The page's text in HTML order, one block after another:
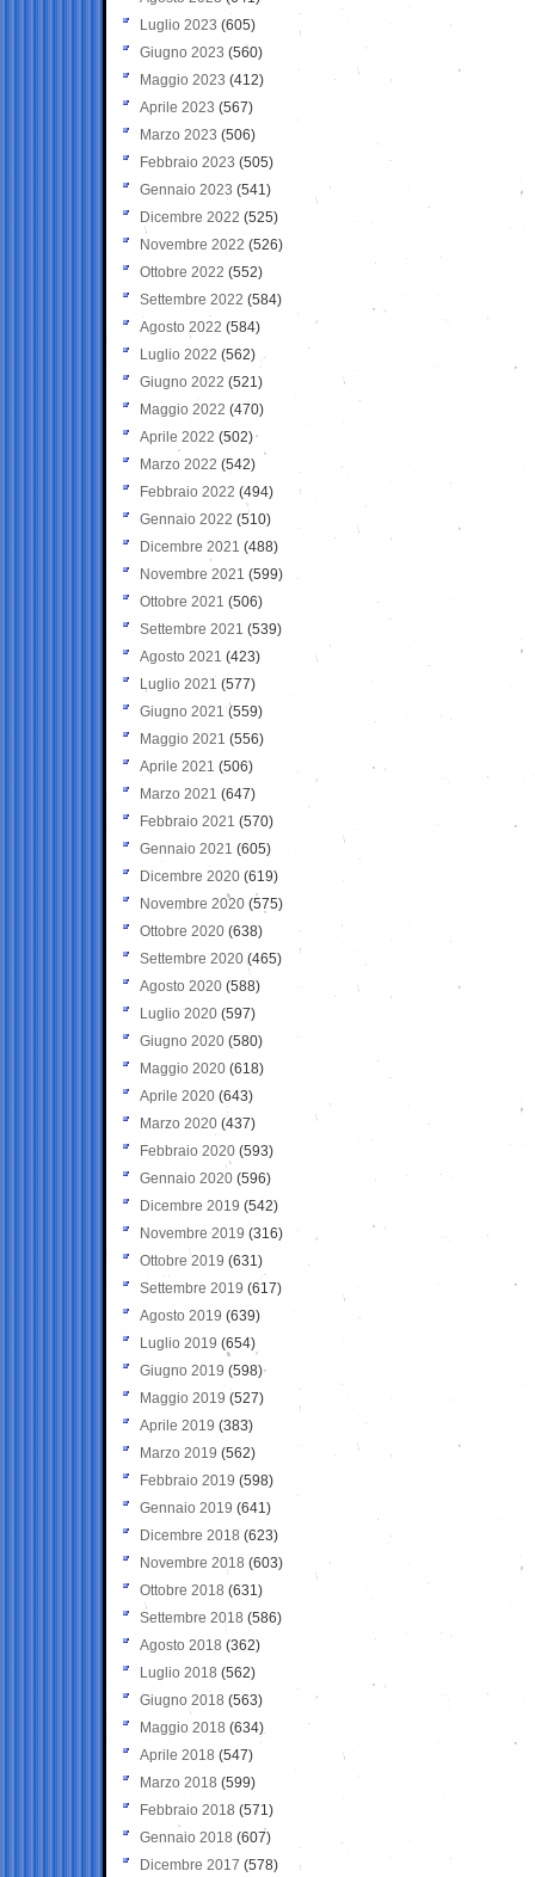
Luglio 2023 (605)
Giugno 2023 (560)
Maggio 2023 (412)
Aprile 2023 (567)
Marzo 2023 (506)
Febbraio 2023 (505)
Gennaio 2023 (541)
Dicembre 2022 (525)
Novembre 2022 (526)
Ottobre 2022 (552)
Settembre 2022 (584)
Agosto 2022 (584)
Luglio 2022 (562)
Giugno 2022 (521)
Maggio 2022 (470)
Aprile 2022 (502)
Marzo 2022 (542)
Febbraio 2022 (494)
Gennaio 2022 (510)
Dicembre 2021 (488)
Novembre 2021 (599)
Ottobre 2021 (506)
Settembre 2021 (539)
Agosto 2021 (423)
Luglio 2021 (577)
Giugno 2021(559)
Maggio 2021 (556)
Aprile 2021 (506)
Marzo 2021 (647)
Febbraio 2021 (570)
Gennaio 2021 (605)
Dicembre 2020 (619)
Novembre 2020 (575)
Ottobre 2020 (638)
Settembre 2020(465)
Agosto 2020 (588)
Luglio 2020 (597)
Giugno 2020 (580)
Maggio 2020 (618)
Aprile 2020 (643)
Marzo 2020 (437)
Febbraio 2020 (593)
Gennaio 2020 (596)
Dicembre 2019 (542)
Novembre 2019 (316)
Ottobre 2019 (631)
Settembre 2019 (617)
Agosto 2019 (639)
Luglio 2019 (654)
Giugno 2019 (598)
Maggio 2019 (527)
Aprile 2019 (383)
Marzo 2019 (562)
Febbraio 2019 (598)
Gennaio 2019 (641)
Dicembre 2018 (623)
Novembre 2018 (603)
Ottobre 2018 (631)
Settembre 2018 (586)
Agosto 2018 (362)
Luglio 2018 (562)
Giugno 2018 (563)
Maggio 2018 (634)
Aprile 2018 (547)
Marzo 2018 (599)
Febbraio 2018 (571)
Gennaio 2018 (607)
Dicembre 2017 (578)